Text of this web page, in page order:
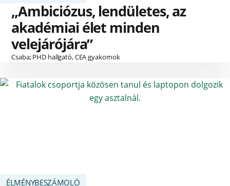
„Ambiciózus, lendületes, az
akadémiai élet minden
velejárójára”
Csaba; PHD hallgató, CEA gyakornok
ÉLMÉNYBESZÁMOLÓ